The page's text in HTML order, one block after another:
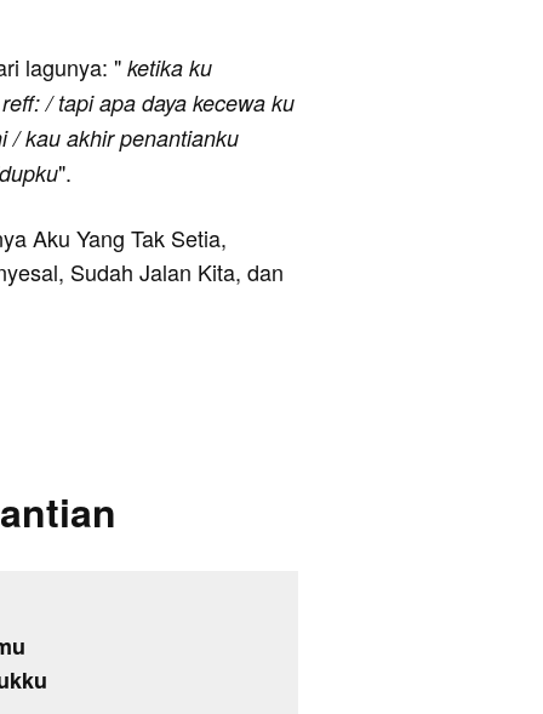
lagunya: " ketika ku
/ tapi apa daya kecewa ku
/ kau akhir penantianku
".
Aku Yang Tak Setia,
Sudah Jalan Kita, dan